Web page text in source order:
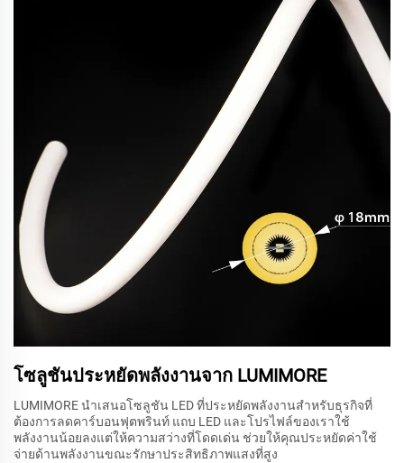
โซลูชันประหยัดพลังงานจาก LUMIMORE
LUMIMORE นำเสนอโซลูชัน LED ที่ประหยัดพลังงานสำหรับธุรกิจที่
ต้องการลดคาร์บอนฟุตพรินท์ แถบ LED และโปรไฟล์ของเราใช้
พลังงานน้อยลงแต่ให้ความสว่างที่โดดเด่น ช่วยให้คุณประหยัดค่าใช้
จ่ายด้านพลังงานขณะรักษาประสิทธิภาพแสงที่สูง